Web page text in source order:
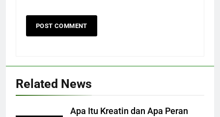
Related News
Apa Itu Kreatin dan Apa Peran